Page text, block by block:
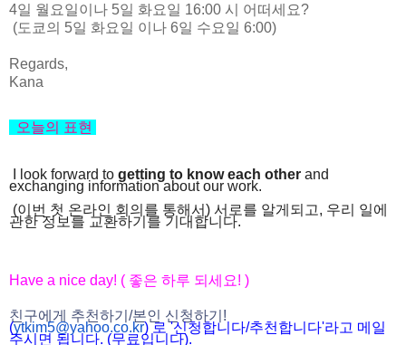
4일 월요일이나 5일 화요일 16:00 시 어떠세요?
(도쿄의 5일 화요일 이나 6일 수요일 6:00)
Regards,
Kana
오늘의 표현
I look forward to getting to know each other and
exchanging information about our work.
(이번 첫 온라인 회의를 통해서) 서로를 알게되고, 우리 일에
관한 정보를 교환하기를 기대합니다.
Have a nice day! ( 좋은 하루 되세요! )
친구에게 추천하기/본인 신청하기!
(ytkim5@yahoo.co.kr) 로 '신청합니다/추천합니다'라고 메일
주시면 됩니다. (무료입니다).